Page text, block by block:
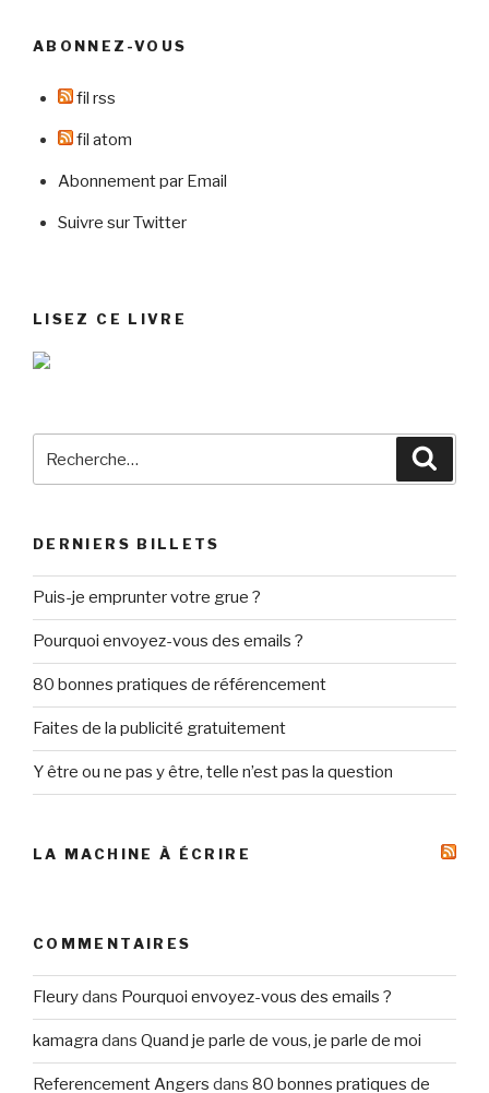
ABONNEZ-VOUS
fil rss
fil atom
Abonnement par Email
Suivre sur Twitter
LISEZ CE LIVRE
pour
DERNIERS BILLETS
Puis-je emprunter votre grue ?
Pourquoi envoyez-vous des emails ?
80 bonnes pratiques de référencement
Faites de la publicité gratuitement
Y être ou ne pas y être, telle n’est pas la question
LA MACHINE À ÉCRIRE
COMMENTAIRES
Fleurydans Pourquoi envoyez-vous des emails ?
kamagra dans Quand je parle de vous, je parle de moi
Referencement Angers dans 80 bonnes pratiques de